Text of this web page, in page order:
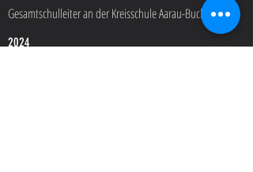
Gesamtschulleiter an der Kreisschule Aarau-Buchs
2024